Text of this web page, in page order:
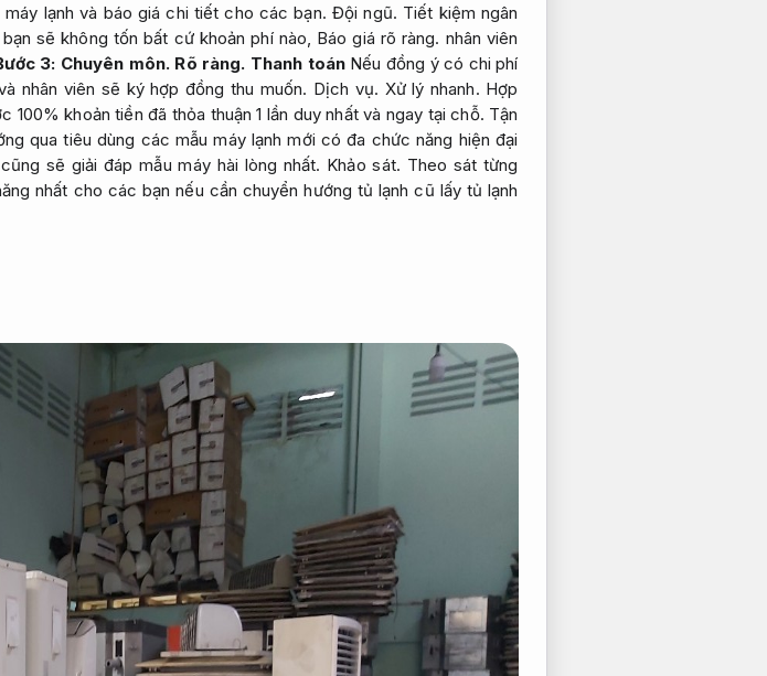
lạnh và báo giá chi tiết cho các bạn. Đội ngũ. Tiết kiệm ngân
sẽ không tốn bất cứ khoản phí nào, Báo giá rõ ràng. nhân viên
3: Chuyên môn. Rõ ràng. Thanh toánNếu đồng ý có chi phí
nhân viên sẽ ký hợp đồng thu muốn. Dịch vụ. Xử lý nhanh. Hợp
100% khoản tiền đã thỏa thuận 1 lần duy nhất và ngay tại chỗ. Tận
qua tiêu dùng các mẫu máy lạnh mới có đa chức năng hiện đại
sẽ giải đáp mẫu máy hài lòng nhất. Khảo sát. Theo sát từng
nhất cho các bạn nếu cần chuyển hướng tủ lạnh cũ lấy tủ lạnh